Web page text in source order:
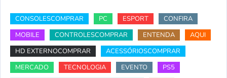
CONSOLESCOMPRAR PC ESPORT
CONFIRA
MOBILE
CONTROLESCOMPRAR ENTENDA
AQUI
HD EXTERNOCOMPRAR
ACESSÓRIOSCOMPRAR
MERCADO
TECNOLOGIA EVENTO
PS5